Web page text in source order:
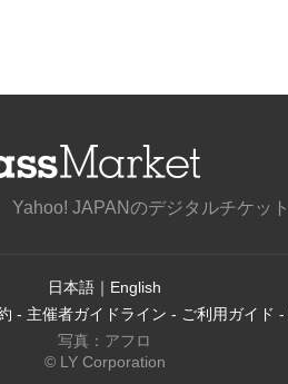
JAPANのデジタルチケット
日本語 ｜ English
- 主催者ガイドライン - ご利用ガイド -
写真：アフロ
© LY Corporation